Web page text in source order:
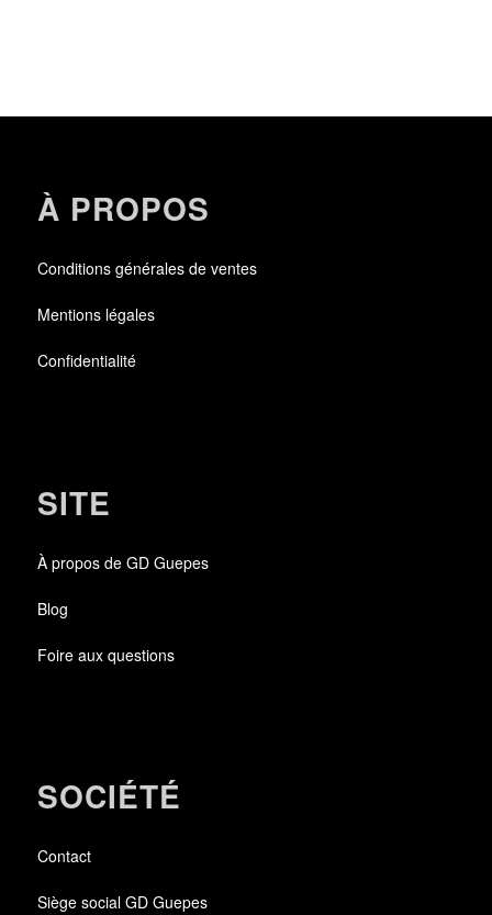
À PROPOS
Conditions générales de ventes
Mentions légales
Confidentialité
SITE
À propos de GD Guepes
Blog
Foire aux questions
SOCIÉTÉ
Contact
Siège social GD Guepes